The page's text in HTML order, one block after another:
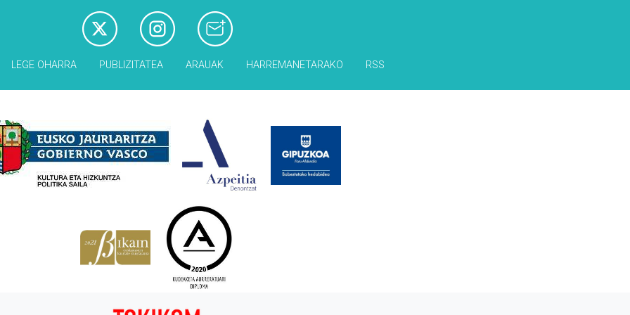
LEGE OHARRA PUBLIZITATEA ARAUAK HARREMANETARAKO RSS